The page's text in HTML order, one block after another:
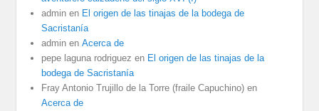
admin en El origen de las tinajas de la bodega de
Sacristanía
admin enAcerca de
pepe laguna rodriguez en El origen de las tinajas de la
bodega de Sacristanía
Fray Antonio Trujillo de la Torre (fraile Capuchino) en
Acerca de